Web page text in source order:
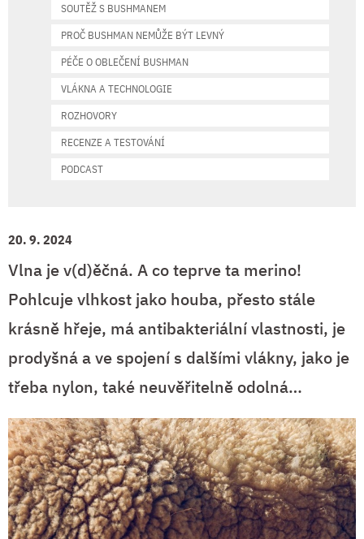
20. 9. 2024
Vlna je v(d)ěčná. A co teprve ta merino!
Pohlcuje vlhkost jako houba, přesto stále
krásně hřeje, má antibakteriální vlastnosti, je
prodyšná a ve spojení s dalšími vlákny, jako je
třeba nylon, také neuvěřitelně odolná…
SOUTĚŽ S BUSHMANEM
PROČ BUSHMAN NEMŮŽE BÝT LEVNÝ
PÉČE O OBLEČENÍ BUSHMAN
VLÁKNA A TECHNOLOGIE
ROZHOVORY
RECENZE A TESTOVÁNÍ
PODCAST